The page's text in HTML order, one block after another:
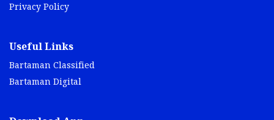
Privacy Policy
Useful Links
Bartaman Classified
Bartaman Digital